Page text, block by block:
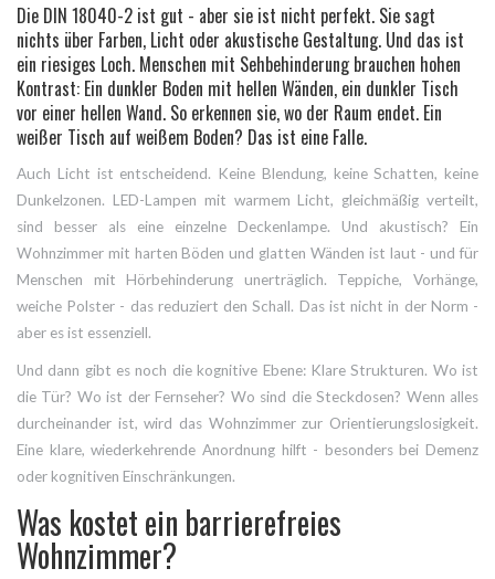
Die DIN 18040-2 ist gut - aber sie ist nicht perfekt. Sie sagt
nichts über Farben, Licht oder akustische Gestaltung. Und das ist
ein riesiges Loch. Menschen mit Sehbehinderung brauchen hohen
Kontrast: Ein dunkler Boden mit hellen Wänden, ein dunkler Tisch
vor einer hellen Wand. So erkennen sie, wo der Raum endet. Ein
weißer Tisch auf weißem Boden? Das ist eine Falle.
Auch Licht ist entscheidend. Keine Blendung, keine Schatten, keine
Dunkelzonen. LED-Lampen mit warmem Licht, gleichmäßig verteilt,
sind besser als eine einzelne Deckenlampe. Und akustisch? Ein
Wohnzimmer mit harten Böden und glatten Wänden ist laut - und für
Menschen mit Hörbehinderung unerträglich. Teppiche, Vorhänge,
weiche Polster - das reduziert den Schall. Das ist nicht in der Norm -
aber es ist essenziell.
Und dann gibt es noch die kognitive Ebene: Klare Strukturen. Wo ist
die Tür? Wo ist der Fernseher? Wo sind die Steckdosen? Wenn alles
durcheinander ist, wird das Wohnzimmer zur Orientierungslosigkeit.
Eine klare, wiederkehrende Anordnung hilft - besonders bei Demenz
oder kognitiven Einschränkungen.
Was kostet ein barrierefreies
Wohnzimmer?